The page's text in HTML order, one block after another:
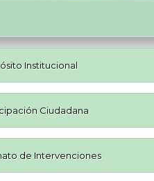
Institucional
Ciudadana
de Intervenciones